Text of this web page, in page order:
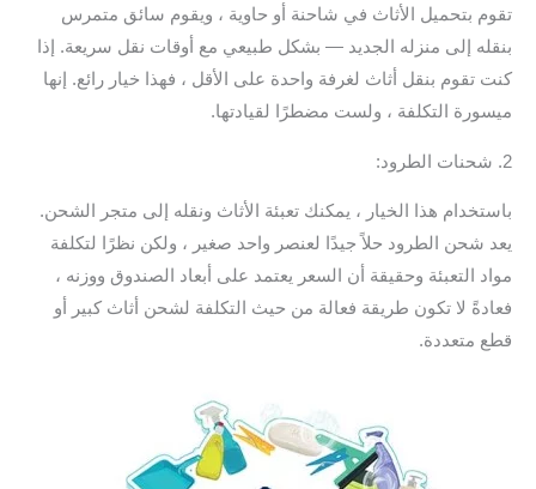
تقوم بتحميل الأثاث في شاحنة أو حاوية ، ويقوم سائق متمرس
بنقله إلى منزله الجديد — بشكل طبيعي مع أوقات نقل سريعة. إذا
كنت تقوم بنقل أثاث لغرفة واحدة على الأقل ، فهذا خيار رائع. إنها
ميسورة التكلفة ، ولست مضطرًا لقيادتها.
2. شحنات الطرود:
باستخدام هذا الخيار ، يمكنك تعبئة الأثاث ونقله إلى متجر الشحن.
يعد شحن الطرود حلاً جيدًا لعنصر واحد صغير ، ولكن نظرًا لتكلفة
مواد التعبئة وحقيقة أن السعر يعتمد على أبعاد الصندوق ووزنه ،
فعادةً لا تكون طريقة فعالة من حيث التكلفة لشحن أثاث كبير أو
قطع متعددة.